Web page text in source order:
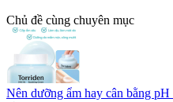
Chủ đề cùng chuyên mục
Nên dưỡng ẩm hay cân bằng pH